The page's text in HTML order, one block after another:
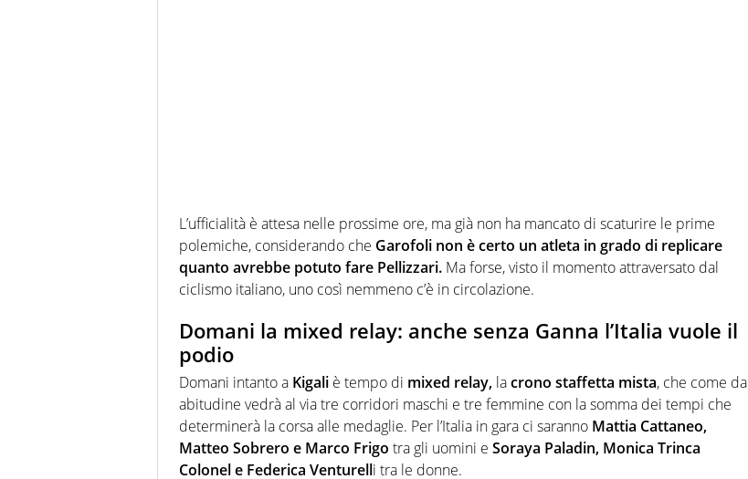
L’ufficialità è attesa nelle prossime ore, ma già non ha mancato di scaturire le prime
polemiche, considerando che Garofoli non è certo un atleta in grado di replicare
quanto avrebbe potuto fare Pellizzari. Ma forse, visto il momento attraversato dal
ciclismo italiano, uno così nemmeno c’è in circolazione.
Domani la mixed relay: anche senza Ganna l’Italia vuole il
podio
Domani intanto a Kigali è tempo di mixed relay, lacrono staffetta mista, che come da
abitudine vedrà al via tre corridori maschi e tre femmine con la somma dei tempi che
determinerà la corsa alle medaglie. Per l’Italia in gara ci saranno Mattia Cattaneo,
Matteo Sobrero e Marco Frigo tra gli uomini e Soraya Paladin, Monica Trinca
Colonel e Federica Venturelli tra le donne.